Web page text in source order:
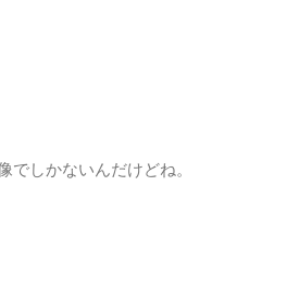
でしかないんだけどね。